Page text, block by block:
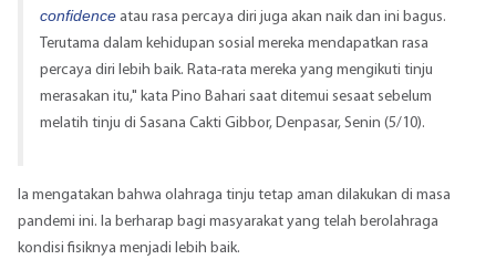
confidenceatau rasa percaya diri juga akan naik dan ini bagus.
Terutama dalam kehidupan sosial mereka mendapatkan rasa
percaya diri lebih baik. Rata-rata mereka yang mengikuti tinju
merasakan itu," kata Pino Bahari saat ditemui sesaat sebelum
melatih tinju di Sasana Cakti Gibbor, Denpasar, Senin (5/10).
Ia mengatakan bahwa olahraga tinju tetap aman dilakukan di masa
pandemi ini. Ia berharap bagi masyarakat yang telah berolahraga
kondisi fisiknya menjadi lebih baik.